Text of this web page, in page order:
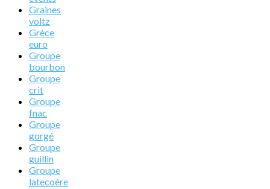
Graines
voltz
Grèce
euro
Groupe
bourbon
Groupe
crit
Groupe
fnac
Groupe
gorgé
Groupe
guillin
Groupe
latecoère